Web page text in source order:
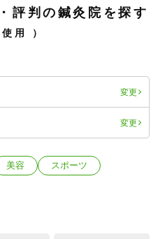
評判の鍼灸院を探す
使用
変更
変更
美容
スポーツ